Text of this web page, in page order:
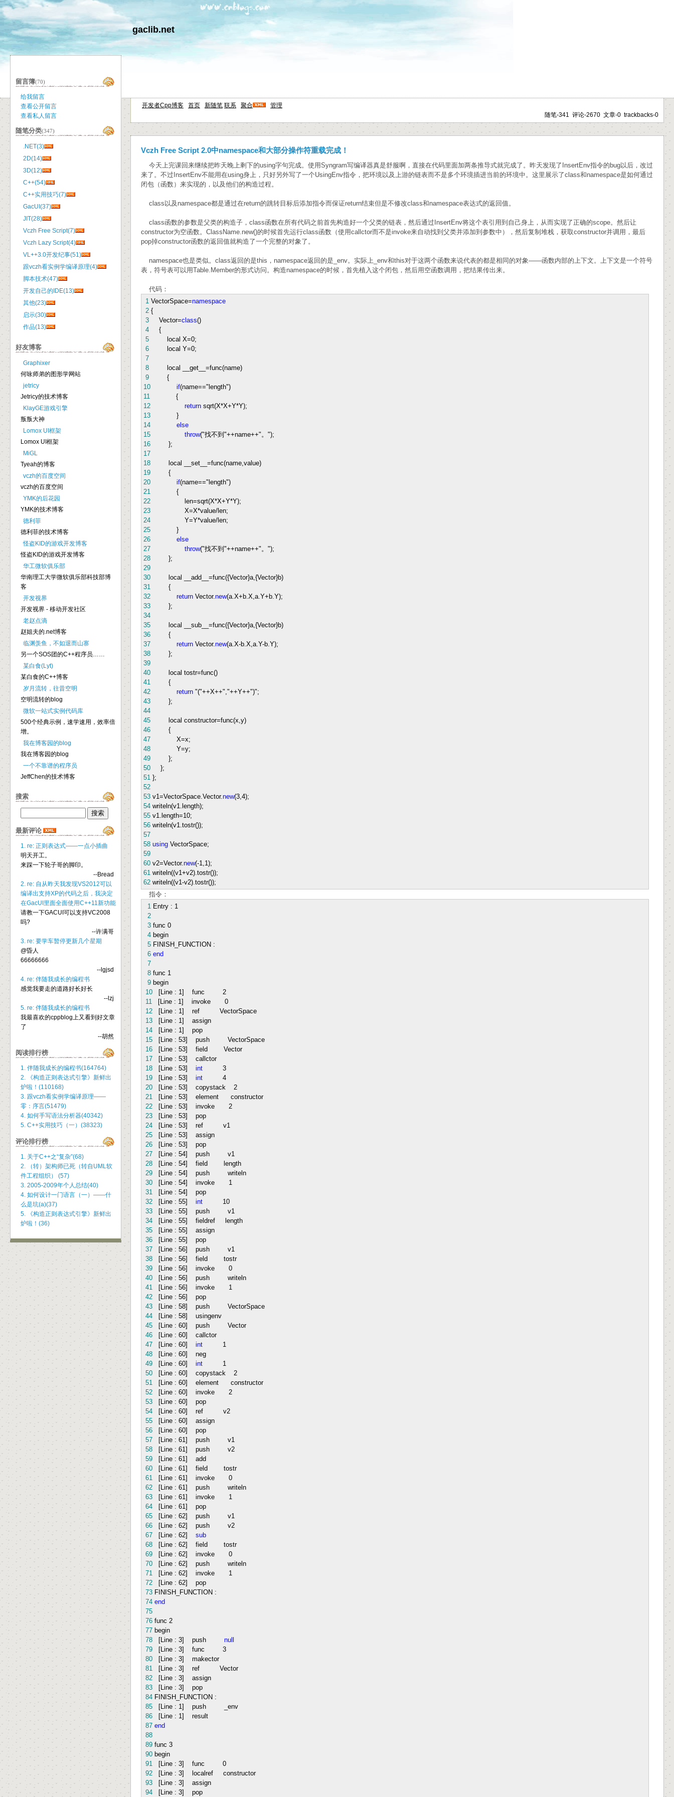
gaclib.net
开发者Cpp博客 首页 新随笔 联系 聚合
管理
随笔-341 评论-2670 文章-0 trackbacks-0
Vczh Free Script 2.0中namespace和大部分操作符重载完成！
今天上完课回来继续把昨天晚上剩下的using字句完成。使用Syngram写编译器真是舒服啊，直接在代码里面加两条推导式就完成了。昨天发现了InsertEnv指令的bug以后，改过
来了。不过InsertEnv不能用在using身上，只好另外写了一个UsingEnv指令，把环境以及上游的链表而不是多个环境插进当前的环境中。这里展示了class和namespace是如何通过
闭包（函数）来实现的，以及他们的构造过程。
class以及namespace都是通过在return的跳转目标后添加指令而保证return结束但是不修改class和namespace表达式的返回值。
class函数的参数是父类的构造子，class函数在所有代码之前首先构造好一个父类的链表，然后通过InsertEnv将这个表引用到自己身上，从而实现了正确的scope。然后让
constructor为空函数。ClassName.new()的时候首先运行class函数（使用callctor而不是invoke来自动找到父类并添加到参数中），然后复制堆栈，获取constructor并调用，最后
pop掉constructor函数的返回值就构造了一个完整的对象了。
namespace也是类似。class返回的是this，namespace返回的是_env。实际上_env和this对于这两个函数来说代表的都是相同的对象——函数内部的上下文。上下文是一个符号
表，符号表可以用Table.Member的形式访问。构造namespace的时候，首先植入这个闭包，然后用空函数调用，把结果传出来。
代码：
1 VectorSpace=namespace
2 {
3
Vector=class()
4
{
5
local X=0;
6
local Y=0;
7
8
local __get__ =func(name)
9
{
10
if(name==" length")
11
{
12
return sqrt(X*X+Y*Y);
13
}
14
else
15
throw("找不到 "++name++"。 ");
16
};
17
18
local __set__ =func(name,value)
19
{
20
if(name==" length")
21
{
22
len=sqrt(X*X+Y*Y);
23
X=X*value/ len;
24
Y=Y*value/ len;
25
}
26
else
27
throw("找不到 "++name++"。 ");
28
};
29
30
local __add__ =func({Vector}a,{Vector}b)
31
{
32
return Vector.new(a.X+ b.X,a.Y+ b.Y);
33
};
34
35
local __sub__ =func({Vector}a,{Vector}b)
36
{
37
return Vector.new(a.X-b.X,a.Y-b.Y);
38
};
39
40
local tostr=func()
41
{
42
return "("++X++","++Y++")";
43
};
44
45
local constructor=func(x,y)
46
{
47
X=x;
48
Y=y;
49
};
50
};
51 };
52
53 v1=VectorSpace.Vector.new(3,4);
54 writeln(v1.length);
55 v1.length=10;
56 writeln(v1.tostr());
57
58 using VectorSpace;
59
60 v2=Vector.new(-1,1);
61 writeln((v1+v2).tostr());
62 writeln((v1-v2).tostr());
指令：
1 Entry : 1
2
3 func 0
4 begin
5 FINISH_FUNCTION :
6 end
7
8 func 1
9 begin
10
[Line : 1] func 2
11
[Line : 1] invoke 0
12
[Line : 1] ref VectorSpace
13
[Line : 1] assign
14
[Line : 1] pop
15
[Line : 53] push VectorSpace
16
[Line : 53] field Vector
17
[Line : 53] callctor
18
[Line : 53] int
3
19
[Line : 53] int
4
20
[Line : 53] copystack 2
21
[Line : 53] element constructor
22
[Line : 53] invoke 2
23
[Line : 53] pop
24
[Line : 53] ref v1
25
[Line : 53] assign
26
[Line : 53] pop
27
[Line : 54] push v1
28
[Line : 54] field length
29
[Line : 54] push writeln
30
[Line : 54] invoke 1
31
[Line : 54] pop
32
[Line : 55] int
10
33
[Line : 55] push v1
34
[Line : 55] fieldref length
35
[Line : 55] assign
36
[Line : 55] pop
37
[Line : 56] push v1
38
[Line : 56] field tostr
39
[Line : 56] invoke 0
40
[Line : 56] push writeln
41
[Line : 56] invoke 1
42
[Line : 56] pop
43
[Line : 58] push VectorSpace
44
[Line : 58] usingenv
45
[Line : 60] push Vector
46
[Line : 60] callctor
47
[Line : 60] int
1
48
[Line : 60] neg
49
[Line : 60] int
1
50
[Line : 60] copystack 2
51
[Line : 60] element constructor
52
[Line : 60] invoke 2
53
[Line : 60] pop
54
[Line : 60] ref v2
55
[Line : 60] assign
56
[Line : 60] pop
57
[Line : 61] push v1
58
[Line : 61] push v2
59
[Line : 61] add
60
[Line : 61] field tostr
61
[Line : 61] invoke 0
62
[Line : 61] push writeln
63
[Line : 61] invoke 1
64
[Line : 61] pop
65
[Line : 62] push v1
66
[Line : 62] push v2
67
[Line : 62] sub
68
[Line : 62] field tostr
69
[Line : 62] invoke 0
70
[Line : 62] push writeln
71
[Line : 62] invoke 1
72
[Line : 62] pop
73 FINISH_FUNCTION :
74 end
75
76 func 2
77 begin
78
[Line : 3] push null
79
[Line : 3] func 3
80
[Line : 3] makector
81
[Line : 3] ref Vector
82
[Line : 3] assign
83
[Line : 3] pop
84 FINISH_FUNCTION :
85
[Line : 1] push _env
86
[Line : 1] result
87 end
88
89 func 3
90 begin
91
[Line : 3] func 0
92
[Line : 3] localref constructor
93
[Line : 3] assign
94
[Line : 3] pop
留言簿(70)
给我留言
查看公开留言
查看私人留言
随笔分类(347)
.NET(3)
2D(14)
3D(12)
C++(54)
C++实用技巧(7)
GacUI(37)
JIT(28)
Vczh Free Script(7)
Vczh Lazy Script(4)
VL++3.0开发纪事(51)
跟vczh看实例学编译原理(4)
脚本技术(47)
开发自己的IDE(13)
其他(23)
启示(30)
作品(13)
好友博客
Graphixer
何咏师弟的图形学网站
jetricy
Jetricy的技术博客
KlayGE游戏引擎
叛叛大神
Lomox UI框架
Lomox UI框架
MiGL
Tyeah的博客
vczh的百度空间
vczh的百度空间
YMK的后花园
YMK的技术博客
德利菲
德利菲的技术博客
怪盗KID的游戏开发博客
怪盗KID的游戏开发博客
华工微软俱乐部
华南理工大学微软俱乐部科技部博
客
开发视界
开发视界 - 移动开发社区
老赵点滴
赵姐夫的.net博客
临渊羡鱼，不如退而山寨
另一个SOS团的C++程序员……
某白食(Lyt)
某白食的C++博客
岁月流转，往昔空明
空明流转的blog
微软一站式实例代码库
500个经典示例，速学速用，效率倍
增。
我在博客园的blog
我在博客园的blog
一个不靠谱的程序员
JeffChen的技术博客
搜索
最新评论
1. re: 正则表达式——一点小插曲
明天开工。
来踩一下轮子哥的脚印。
--Bread
2. re: 自从昨天我发现VS2012可以
编译出支持XP的代码之后，我决定
在GacUI里面全面使用C++11新功能
请教一下GACUI可以支持VC2008
吗?
--许满哥
3. re: 要学车暂停更新几个星期
@昏人
66666666
--lgjsd
4. re: 伴随我成长的编程书
感觉我要走的道路好长好长
--lzj
5. re: 伴随我成长的编程书
我最喜欢的cppblog上又看到好文章
了
--胡然
阅读排行榜
1. 伴随我成长的编程书(164764)
2. 《构造正则表达式引擎》新鲜出
炉啦！(110168)
3. 跟vczh看实例学编译原理——
零：序言(51479)
4. 如何手写语法分析器(40342)
5. C++实用技巧（一）(38323)
评论排行榜
1. 关于C++之“复杂”(68)
2. （转）架构师已死（转自UML软
件工程组织） (57)
3. 2005-2009年个人总结(40)
4. 如何设计一门语言（一）——什
么是坑(a)(37)
5. 《构造正则表达式引擎》新鲜出
炉啦！(36)